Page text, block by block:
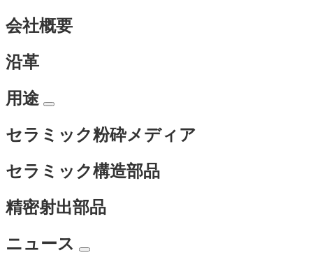
会社概要
沿革
用途
セラミック粉砕メディア
セラミック構造部品
精密射出部品
ニュース